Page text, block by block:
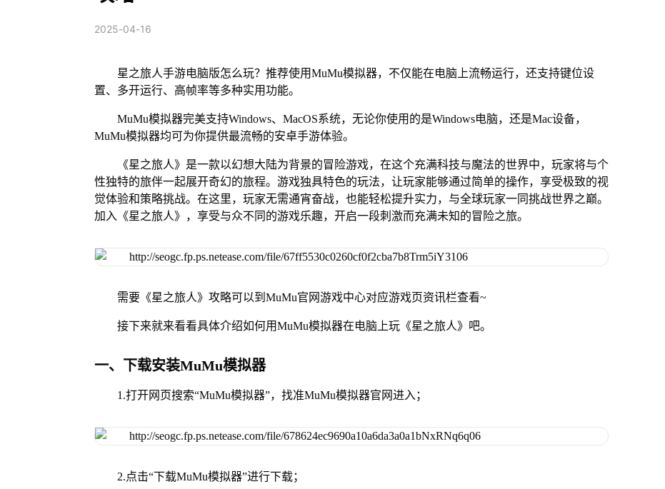
2025-04-16
星之旅人手游电脑版怎么玩？推荐使用MuMu模拟器，不仅能在电脑上流畅运行，还支持键位设
置、多开运行、高帧率等多种实用功能。
MuMu模拟器完美支持Windows、MacOS系统，无论你使用的是Windows电脑，还是Mac设备，
MuMu模拟器均可为你提供最流畅的安卓手游体验。
《星之旅人》是一款以幻想大陆为背景的冒险游戏，在这个充满科技与魔法的世界中，玩家将与个
性独特的旅伴一起展开奇幻的旅程。游戏独具特色的玩法，让玩家能够通过简单的操作，享受极致的视
觉体验和策略挑战。在这里，玩家无需通宵奋战，也能轻松提升实力，与全球玩家一同挑战世界之巅。
加入《星之旅人》，享受与众不同的游戏乐趣，开启一段刺激而充满未知的冒险之旅。
需要《星之旅人》攻略可以到MuMu官网游戏中心对应游戏页资讯栏查看~
接下来就来看看具体介绍如何用MuMu模拟器在电脑上玩《星之旅人》吧。
一、下载安装MuMu模拟器
1.打开网页搜索“MuMu模拟器”，找准MuMu模拟器官网进入；
2.点击“下载MuMu模拟器”进行下载；